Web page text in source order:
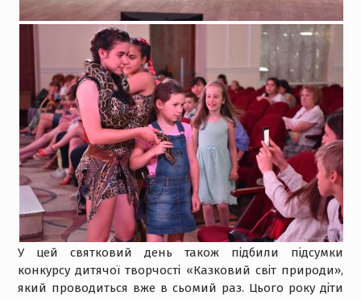
У цей святковий день також підбили підсумки
конкурсу дитячої творчості «Казковий світ природи»,
який проводиться вже в сьомий раз. Цього року діти